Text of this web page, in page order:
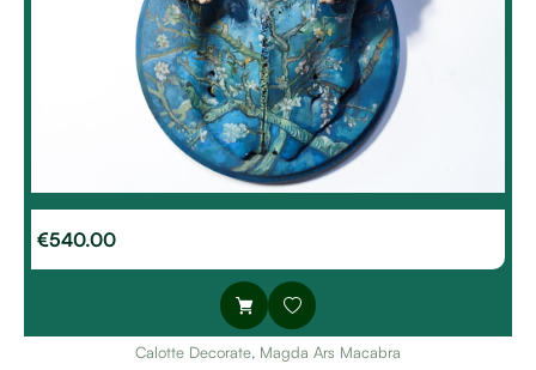
€540.00
Calotte Decorate, Magda Ars Macabra